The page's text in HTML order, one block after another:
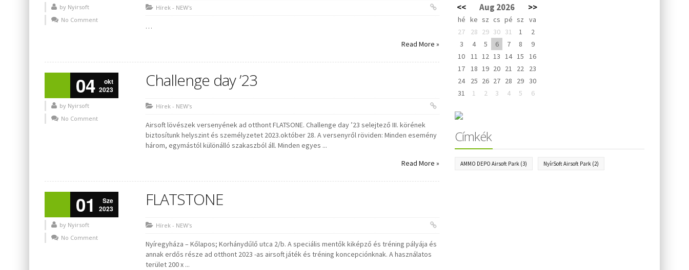
by Nyirsoft
No Comment
Hírek - NEW's
…
Read More »
04
okt
2023
by Nyirsoft
No Comment
Challenge day ’23
Hírek - NEW's
Airsoft lövészek versenyének ad otthont FLATSONE. Challenge day ’23 selejtező III. körének
biztosítunk helyszint és személyzetet 2023.október 28. A versenyről röviden: Minden esemény
három, egymástól különálló szakaszból áll. Minden egyes ...
Read More »
01
Sze
2023
by Nyirsoft
No Comment
FLATSTONE
Hírek - NEW's
Nyíregyháza – Kőlapos; Korhánydűlő utca 2/b. A speciális mentők kiképző és tréning pályája és
annak erdős része ad otthont 2023 -as airsoft játék és tréning koncepciónknak. A használatos
terület 200 x ...
<< Aug 2026 >>
hé ke sz cs pé sz
va
27
28 29 30 31 1
2
3
4 5 6 7 8
9
10
11 12 13 14 15
16
17
18 19 20 21 22
23
24
25 26 27 28 29 30
31
1 2 3 4 5 6
Címkék
AMMO DEPO Airsoft Park (3) NyírSoft Airsoft Park (2)